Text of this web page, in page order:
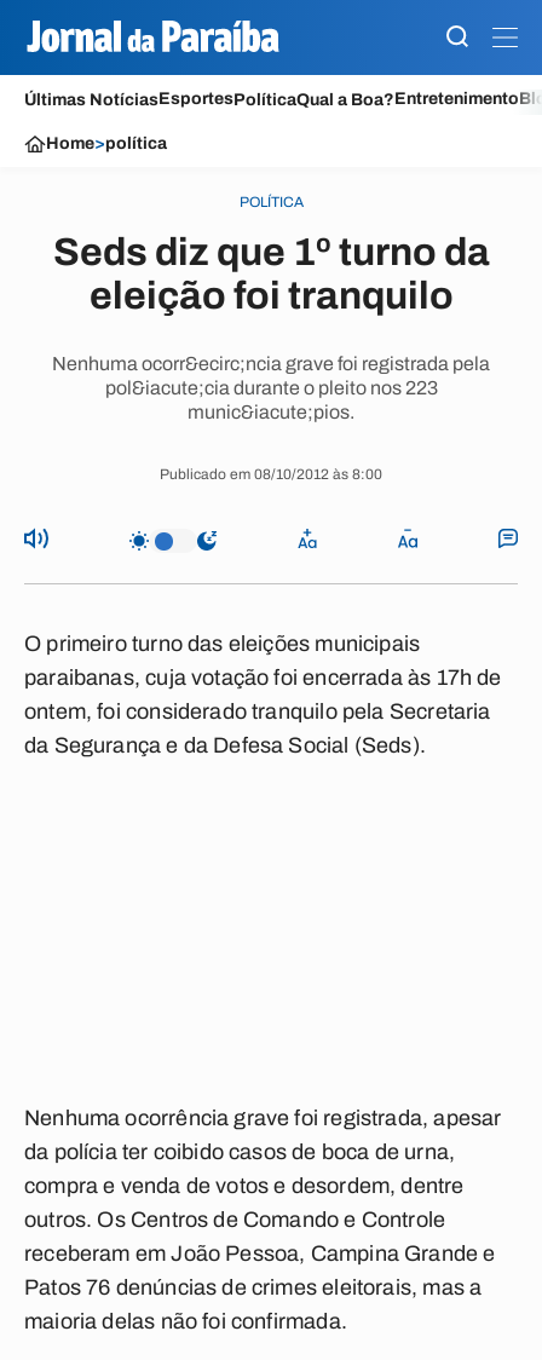
Últimas NotíciasEsportesPolíticaQual a Boa?Entretenimento
Home>política
POLÍTICA
Seds diz que 1º turno da
eleição foi tranquilo
Nenhuma ocorr&ecirc;ncia grave foi registrada pela
pol&iacute;cia durante o pleito nos 223
munic&iacute;pios.
Publicado em 08/10/2012 às 8:00
O primeiro turno das eleições municipais
paraibanas, cuja votação foi encerrada às 17h de
ontem, foi considerado tranquilo pela Secretaria
da Segurança e da Defesa Social (Seds).
Nenhuma ocorrência grave foi registrada, apesar
da polícia ter coibido casos de boca de urna,
compra e venda de votos e desordem, dentre
outros. Os Centros de Comando e Controle
receberam em João Pessoa, Campina Grande e
Patos 76 denúncias de crimes eleitorais, mas a
maioria delas não foi confirmada.